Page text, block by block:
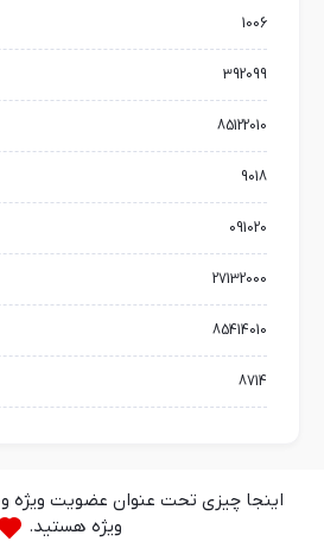
1006
392099
85122010
9018
091020
27132000
85414010
8714
اینجا چیزی تحت عنوان عضویت ویژه
ویژه هستید.